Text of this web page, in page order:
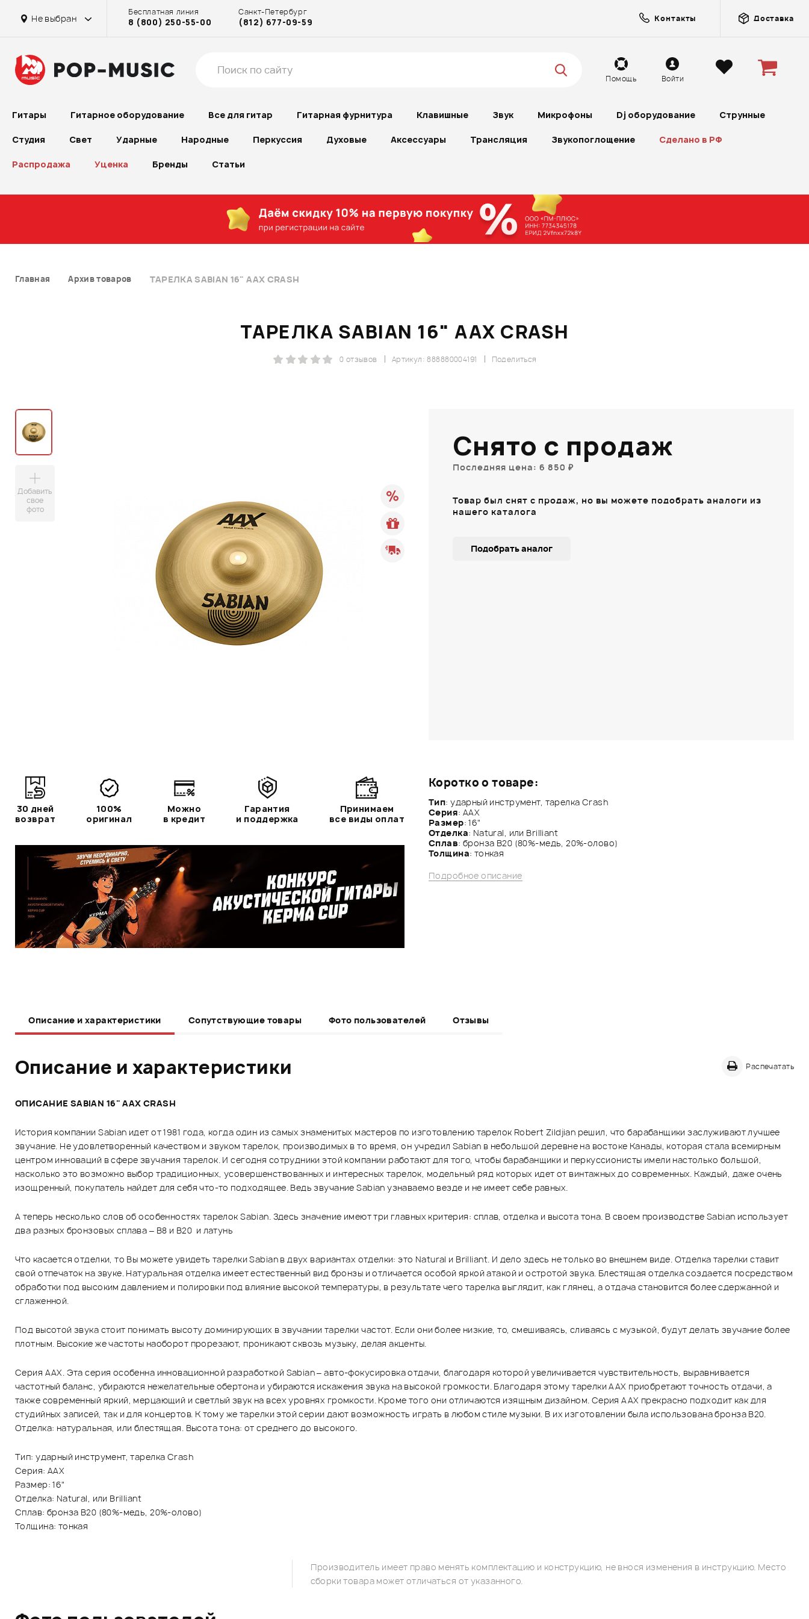
Не выбран
Бесплатная линия
8 (800) 250-55-00
Санкт-Петербург
(812) 677-09-59 Контакты Доставка
Помощь Войти
Гитары Гитарное оборудование Все для гитар Гитарная фурнитура Клавишные Звук Микрофоны Dj оборудование Струнные
Студия Свет Ударные Народные Перкуссия Духовые Аксессуары Трансляция Звукопоглощение Сделано в РФ
Распродажа Уценка Бренды Статьи
Главная Архив товаров ТАРЕЛКА SABIAN 16" AAX CRASH
ТАРЕЛКА SABIAN 16" AAX CRASH
Поделиться
Артикул: 888880004191
0 отзывов
Добавить
свое
фото
Коротко о товаре:
Тип: ударный инструмент, тарелка Crash
Серия: AАX
Размер: 16"
Отделка: Natural, или Brilliant
Сплав: бронза B20 (80%-медь, 20%-олово)
Толщина: тонкая
Подробное описание
Снято с продаж
Последняя цена: 6 850 ₽
Товар был снят с продаж, но вы можете подобрать аналоги из
нашего каталога
Подобрать аналог
30 дней
возврат
100%
оригинал
Можно
в кредит
Гарантия
и поддержка
Принимаем
все виды оплат
Описание и характеристики Сопутствующие товары Фото пользователей Отзывы
Описание и характеристики Распечатать
ОПИСАНИЕ SABIAN 16" AAX CRASH
История компании Sabian идет от 1981 года, когда один из самых знаменитых мастеров по изготовлению тарелок Robert Zildjian решил, что барабанщики заслуживают лучшее
звучание. Не удовлетворенный качеством и звуком тарелок, производимых в то время, он учредил Sabian в небольшой деревне на востоке Канады, которая стала всемирным
центром инноваций в сфере звучания тарелок. И сегодня сотрудники этой компании работают для того, чтобы барабанщики и перкуссионисты имели настолько большой,
насколько это возможно выбор традиционных, усовершенствованных и интересных тарелок, модельный ряд которых идет от винтажных до современных. Каждый, даже очень
изощренный, покупатель найдет для себя что-то подходящее. Ведь звучание Sabian узнаваемо везде и не имеет себе равных.
А теперь несколько слов об особенностях тарелок Sabian. Здесь значение имеют три главных критерия: сплав, отделка и высота тона. В своем производстве Sabian использует
два разных бронзовых сплава – В8 и В20 и латунь
Что касается отделки, то Вы можете увидеть тарелки Sabian в двух вариантах отделки: это Natural и Brilliant. И дело здесь не только во внешнем виде. Отделка тарелки ставит
свой отпечаток на звуке. Натуральная отделка имеет естественный вид бронзы и отличается особой яркой атакой и остротой звука. Блестящая отделка создается посредством
обработки под высоким давлением и полировки под влияние высокой температуры, в результате чего тарелка выглядит, как глянец, а отдача становится более сдержанной и
сглаженной.
Под высотой звука стоит понимать высоту доминирующих в звучании тарелки частот. Если они более низкие, то, смешиваясь, сливаясь с музыкой, будут делать звучание более
плотным. Высокие же частоты наоборот прорезают, проникают сквозь музыку, делая акценты.
Серия AAX. Эта серия особенна инновационной разработкой Sabian – авто-фокусировка отдачи, благодаря которой увеличивается чувствительность, выравнивается
частотный баланс, убираются нежелательные обертона и убираются искажения звука на высокой громкости. Благодаря этому тарелки AAX приобретают точность отдачи, а
также современный яркий, мерцающий и светлый звук на всех уровнях громкости. Кроме того они отличаются изящным дизайном. Серия ААХ прекрасно подходит как для
студийных записей, так и для концертов. К тому же тарелки этой серии дают возможность играть в любом стиле музыки. В их изготовлении была использована бронза В20.
Отделка: натуральная, или блестящая. Высота тона: от среднего до высокого.
Тип: ударный инструмент, тарелка Crash
Серия: AАX
Размер: 16"
Отделка: Natural, или Brilliant
Сплав: бронза B20 (80%-медь, 20%-олово)
Толщина: тонкая
Производитель имеет право менять комплектацию и конструкцию, не внося изменения в инструкцию. Место
сборки товара может отличаться от указанного.